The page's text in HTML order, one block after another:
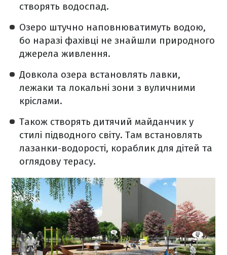
створять водоспад.
Озеро штучно наповнюватимуть водою,
бо наразі фахівці не знайшли природного
джерела живлення.
Довкола озера встановлять лавки,
лежаки та локальні зони з вуличними
кріслами.
Також створять дитячий майданчик у
стилі підводного світу. Там встановлять
лазанки-водорості, кораблик для дітей та
оглядову терасу.